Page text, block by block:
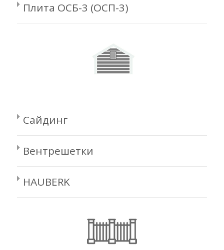
Плита ОСБ-3 (ОСП-3)
Сайдинг
Вентрешетки
HAUBERK